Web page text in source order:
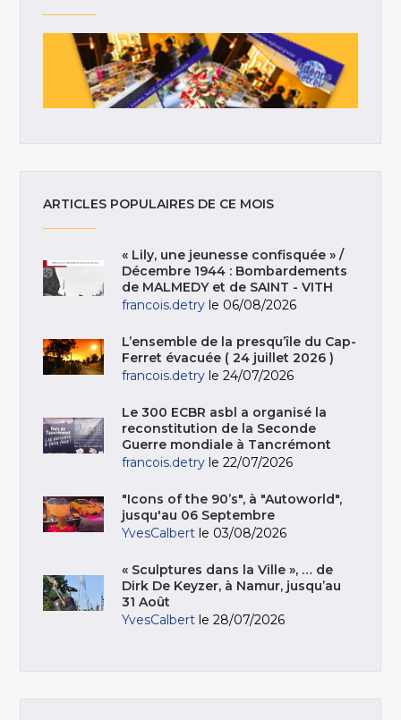
ARTICLES POPULAIRES DE CE MOIS
« Lily, une jeunesse confisquée » /
Décembre 1944 : Bombardements
de MALMEDY et de SAINT - VITH
francois.detry le 06/08/2026
L’ensemble de la presqu’île du Cap-
Ferret évacuée ( 24 juillet 2026 )
francois.detry le 24/07/2026
Le 300 ECBR asbl a organisé la
reconstitution de la Seconde
Guerre mondiale à Tancrémont
francois.detry le 22/07/2026
"Icons of the 90’s", à "Autoworld",
jusqu'au 06 Septembre
YvesCalbert le 03/08/2026
« Sculptures dans la Ville », … de
Dirk De Keyzer, à Namur, jusqu’au
31 Août
YvesCalbert le 28/07/2026